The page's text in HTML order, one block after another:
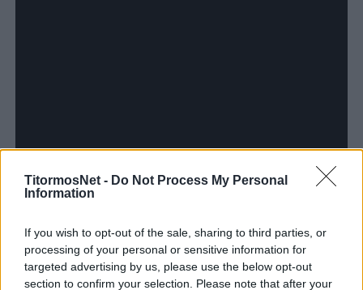
TitormosNet - Do Not Process My Personal
Information
If you wish to opt-out of the sale, sharing to third parties, or
processing of your personal or sensitive information for
targeted advertising by us, please use the below opt-out
section to confirm your selection. Please note that after your
Οι παίκτες του Παναιτωλικού σαφώς
ικανοποιημένοι από το επίτευγμά τους δεν
μπορούσαν να κρύψουν τη χαρά τους για την